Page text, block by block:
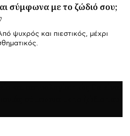
σύμφωνα με το ζώδιό σου;
ψυχρός και πιεστικός, μέχρι